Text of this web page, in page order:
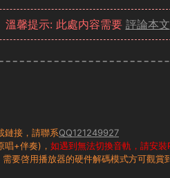
溫馨提示: 此處内容需要 評論本文
鏈接，請聯系QQ121249927
唱+伴奏)， 如遇到無法切換音軌，請安
需要啓用播放器的硬件解碼模式方可觀賞